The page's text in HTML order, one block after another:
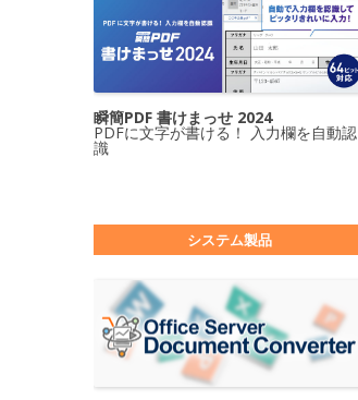
瞬簡PDF 書けまっせ 2024
PDFに文字が書ける！ 入力欄を自動認
識
システム製品